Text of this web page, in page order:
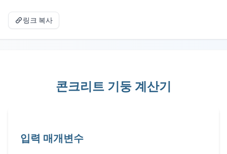
링크 복사
콘크리트 기둥 계산기
입력 매개변수